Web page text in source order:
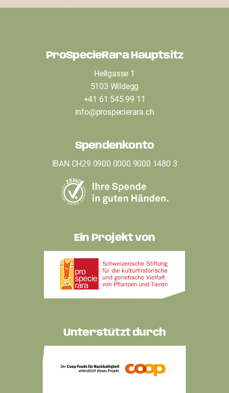
ProSpecieRara Hauptsitz
Hellgasse 1
5103 Wildegg
+41 61 545 99 11
info@prospecierara.ch
Spendenkonto
IBAN CH29 0900 0000 9000 1480 3
Ein Projekt von
Unterstützt durch